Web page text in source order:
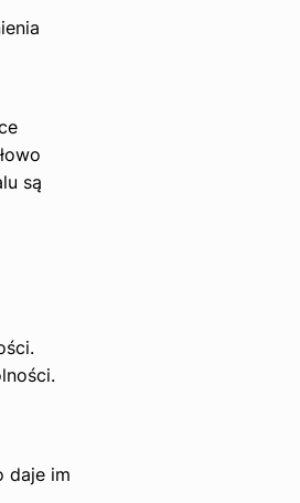
są
daje im